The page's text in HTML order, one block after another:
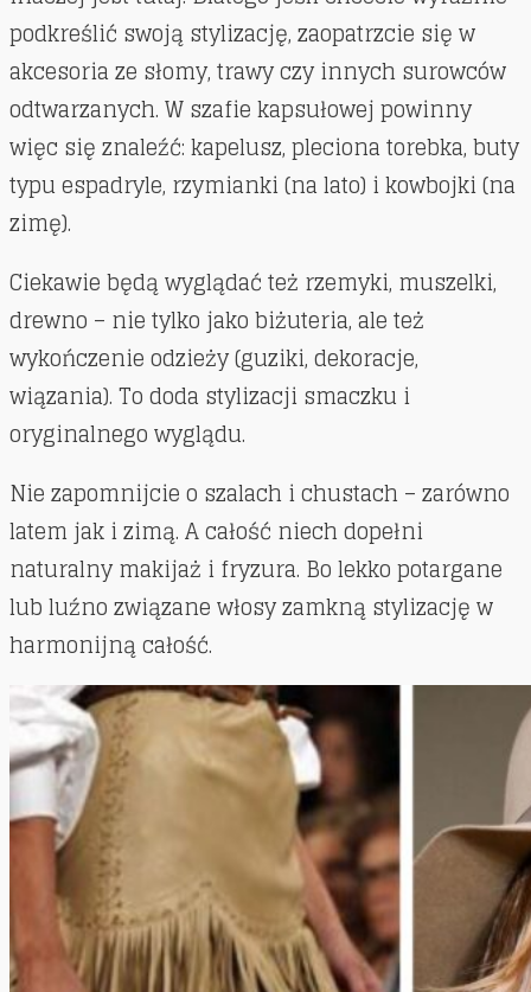
podkreślić swoją stylizację, zaopatrzcie się w
akcesoria ze słomy, trawy czy innych surowców
odtwarzanych. W szafie kapsułowej powinny
więc się znaleźć: kapelusz, pleciona torebka, buty
typu espadryle, rzymianki (na lato) i kowbojki (na
zimę).
Ciekawie będą wyglądać też rzemyki, muszelki,
drewno – nie tylko jako biżuteria, ale też
wykończenie odzieży (guziki, dekoracje,
wiązania). To doda stylizacji smaczku i
oryginalnego wyglądu.
Nie zapomnijcie o szalach i chustach – zarówno
latem jak i zimą. A całość niech dopełni
naturalny makijaż i fryzura. Bo lekko potargane
lub luźno związane włosy zamkną stylizację w
harmonijną całość.